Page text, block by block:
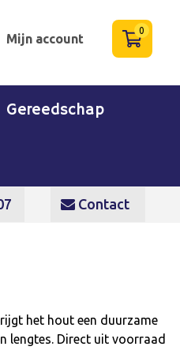
Mijn account
0
Gereedschap
Contact
het hout een duurzame
lengtes. Direct uit voorraad